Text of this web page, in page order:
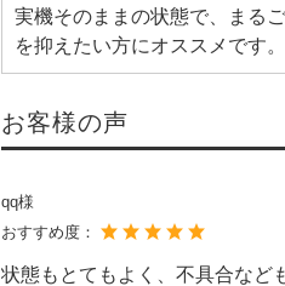
実機そのままの状態で、まる
を抑えたい方にオススメです。
お客様の声
qq様
おすすめ度：
状態もとてもよく、不具合など